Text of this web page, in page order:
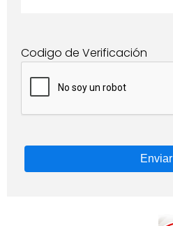
Codigo de Verificación
Enviar